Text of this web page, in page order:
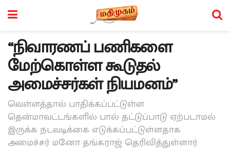
“நிவாரணப் பணிகளை
மேற்கொள்ள கூடுதல்
அமைச்சர்கள் நியமனம்”
வெள்ளத்தால் பாதிக்கப்பட்டுள்ள
தென்மாவட்டங்களில் பால் தட்டுப்பாடு ஏற்படாமல்
இருக்க நடவடிக்கை எடுக்கப்பட்டுள்ளதாக
அமைச்சர் மனோ தங்கராஜ் தெரிவித்துள்ளார்